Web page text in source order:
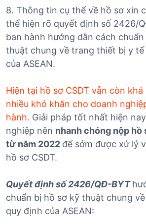
8. Thông tin cụ thể về hồ sơ xin
thể hiện rõ quyết định số 2426/
ban hành hướng dẫn cách
thuật chung về trang thiết bị y
của ASEAN.
Hiện tại hồ sơ CSDT vẫn còn
nhiều khó khăn cho doanh
hành. Giải pháp tốt nhất hiện
nghiệp nên nhanh chóng nộp hồ
từ năm 2022 để sớm được xử lý
hồ sơ CSDT.
Quyết định số 2426/QĐ-BYT
chuẩn bị hồ sơ kỹ thuật chung
quy định của ASEAN: